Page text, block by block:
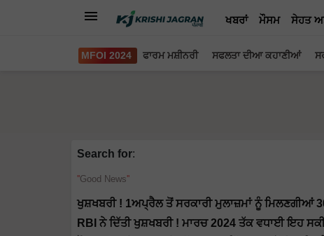
ਖਬਰਾਂ ਮੌਸਮ ਸੇਹਤ
MFOI 2024 ਫਾਰਮ ਮਸ਼ੀਨਰੀ ਸਫਲਤਾ ਦੀਆ ਕਹਾਣੀਆਂ
Search for:
Good News
ਖੁਸ਼ਖਬਰੀ ! 1ਅਪ੍ਰੈਲ ਤੋਂ ਸਰਕਾਰੀ ਮੁਲਾਜ਼ਮਾਂ ਨੂੰ ਮਿਲਣਗੀਆਂ
RBI ਨੇ ਦਿੱਤੀ ਖੁਸ਼ਖਬਰੀ ! ਮਾਰਚ 2024 ਤੱਕ ਵਧਾਈ ਇਹ